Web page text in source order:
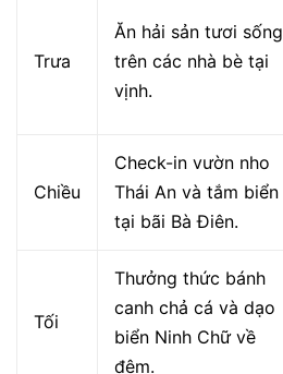
Trưa
Ăn hải sản tươi sống
trên các nhà bè tại
vịnh.
Chiều
Check-in vườn nho
Thái An và tắm biển
tại bãi Bà Điên.
Tối
Thưởng thức bánh
canh chả cá và dạo
biển Ninh Chữ về
đêm.